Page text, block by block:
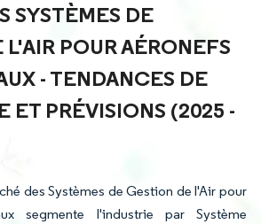
SYSTÈMES DE
POUR AÉRONEFS
- TENDANCES DE
ET PRÉVISIONS (2025 -
des Systèmes de Gestion de l'Air pour
segmente l'industrie par Système